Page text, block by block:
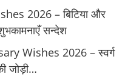
2026 – बिटिया और
सन्देश
Wishes 2026 – स्वर्ग
जोड़ी…